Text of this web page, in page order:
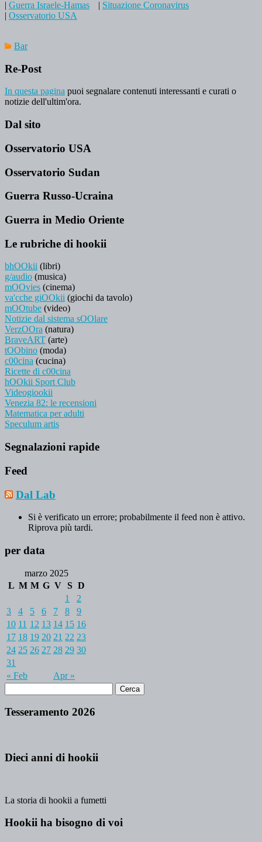
| Guerra Israele-Hamas | Situazione Coronavirus
| Osservatorio USA
Bar
Re-Post
In questa pagina puoi segnalare contenuti interessanti e curati o
notizie dell'ultim'ora.
Dal sito
Osservatorio USA
Osservatorio Sudan
Guerra Russo-Ucraina
Guerra in Medio Oriente
Le rubriche di hookii
bhOOkii (libri)
g/audio (musica)
mOOvies (cinema)
va'cche giOOkii (giochi da tavolo)
mOOtube (video)
Notizie dal sistema sOOlare
VerzOOra (natura)
BraveART (arte)
tOObino (moda)
c00cina (cucina)
Ricette di c00cina
hOOkii Sport Club
Videogiookii
Venezia 82: le recensioni
Matematica per adulti
Speculum artis
Segnalazioni rapide
Feed
Dal Lab
Si è verificato un errore; probabilmente il feed non è attivo.
Riprova più tardi.
per data
marzo 2025
L M M G V S D
« Feb Apr »
1
2
3
4 5 6 7 8
9
10 11 12 13 14 15 16
17 18 19 20 21 22 23
24 25 26 27 28 29 30
31
Tesseramento 2026
Dieci anni di hookii
La storia di hookii a fumetti
Hookii ha bisogno di voi